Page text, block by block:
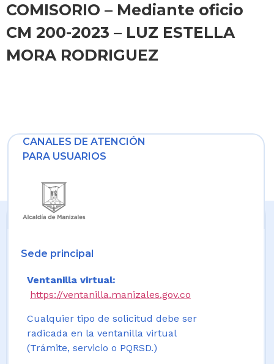
COMISORIO – Mediante oficio
CM 200-2023 – LUZ ESTELLA
MORA RODRIGUEZ
CANALES DE ATENCIÓN
PARA USUARIOS
Sede principal
Ventanilla virtual:
https://ventanilla.manizales.gov.co
Cualquier tipo de solicitud debe ser
radicada en la ventanilla virtual
(Trámite, servicio o PQRSD.)